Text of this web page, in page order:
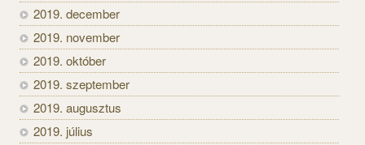
2019. december
2019. november
2019. október
2019. szeptember
2019. augusztus
2019. július